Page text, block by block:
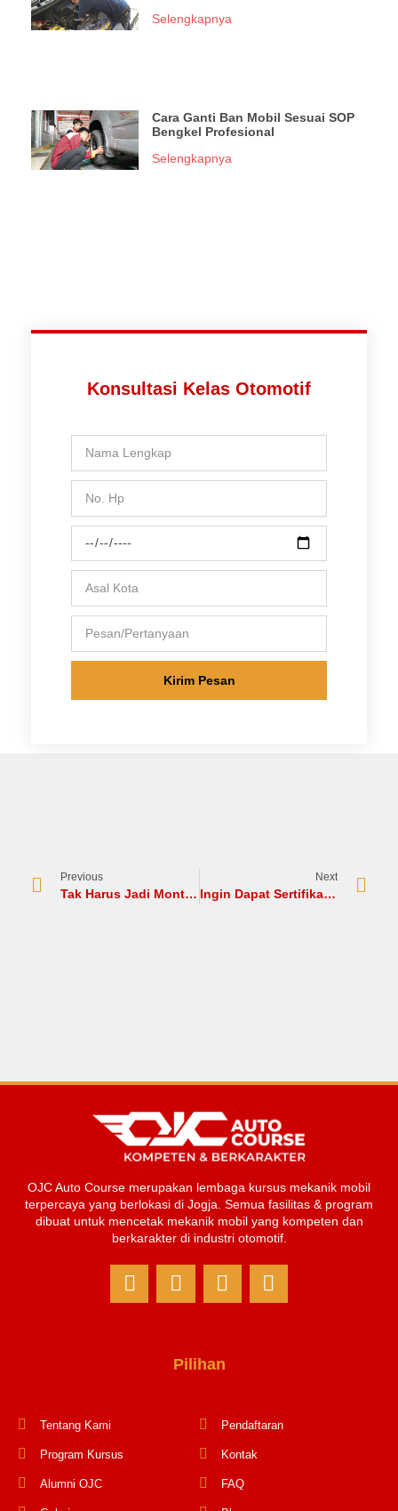
Selengkapnya
Cara Ganti Ban Mobil Sesuai SOP
Bengkel Profesional
Selengkapnya
Konsultasi Kelas Otomotif
Kirim Pesan
Previous
Tak Harus Jadi Montir, Ini 5 Peluang Kerja Mekanik Mobil Menjanjikan
Next
Ingin Dapat Sertifikat Resmi Mekanik Mobil? Begini Caranya
OJC Auto Course merupakan lembaga kursus mekanik mobil
terpercaya yang berlokasi di Jogja. Semua fasilitas & program
dibuat untuk mencetak mekanik mobil yang kompeten dan
berkarakter di industri otomotif.
Pilihan
Tentang Kami
Program Kursus
Alumni OJC
Pendaftaran
Kontak
FAQ